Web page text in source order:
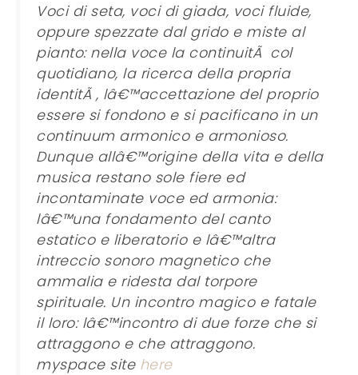
Voci di seta, voci di giada, voci fluide,
oppure spezzate dal grido e miste al
pianto: nella voce la continuitÃ col
quotidiano, la ricerca della propria
identitÃ , lâ€™accettazione del proprio
essere si fondono e si pacificano in un
continuum armonico e armonioso.
Dunque allâ€™origine della vita e della
musica restano sole fiere ed
incontaminate voce ed armonia:
lâ€™una fondamento del canto
estatico e liberatorio e lâ€™altra
intreccio sonoro magnetico che
ammalia e ridesta dal torpore
spirituale. Un incontro magico e fatale
il loro: lâ€™incontro di due forze che si
attraggono e che attraggono.
myspace site here